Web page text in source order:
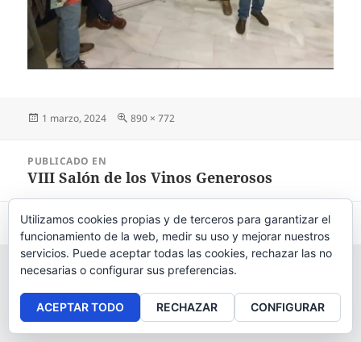
Publicado
1 marzo, 2024
Tamaño
890 × 772
entradas
PUBLICADO EN
VIII Salón de los Vinos Generosos
Aviso legal , políticas deprivacidadycookies.
Utilizamos cookies propias y de terceros para garantizar el
funcionamiento de la web, medir su uso y mejorar nuestros
servicios. Puede aceptar todas las cookies, rechazar las no
necesarias o configurar sus preferencias.
ACEPTAR TODO RECHAZAR CONFIGURAR